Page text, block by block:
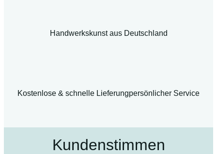
Handwerkskunst aus Deutschland
Kostenlose & schnelle Lieferungpersönlicher Service
Kundenstimmen